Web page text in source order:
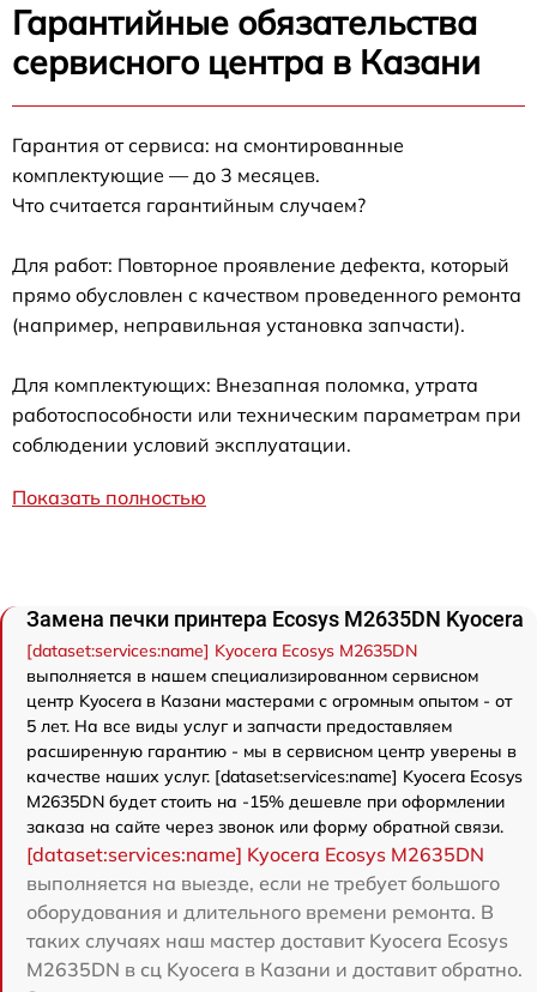
Гарантийные обязательства
сервисного центра в Казани
Гарантия от сервиса: на смонтированные
комплектующие — до 3 месяцев.
Что считается гарантийным случаем?
Для работ: Повторное проявление дефекта, который
прямо обусловлен с качеством проведенного ремонта
(например, неправильная установка запчасти).
Для комплектующих: Внезапная поломка, утрата
работоспособности или техническим параметрам при
соблюдении условий эксплуатации.
Показать полностью
Замена печки принтера Ecosys M2635DN Kyocera
[dataset:services:name] Kyocera Ecosys M2635DN
выполняется в нашем специализированном сервисном
центр Kyocera в Казани мастерами с огромным опытом - от
5 лет. На все виды услуг и запчасти предоставляем
расширенную гарантию - мы в сервисном центр уверены в
качестве наших услуг. [dataset:services:name] Kyocera Ecosys
M2635DN будет стоить на -15% дешевле при оформлении
заказа на сайте через звонок или форму обратной связи.
[dataset:services:name] Kyocera Ecosys M2635DN
выполняется на выезде, если не требует большого
оборудования и длительного времени ремонта. В
таких случаях наш мастер доставит Kyocera Ecosys
M2635DN в сц Kyocera в Казани и доставит обратно.